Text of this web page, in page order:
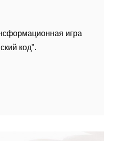
игра
код".